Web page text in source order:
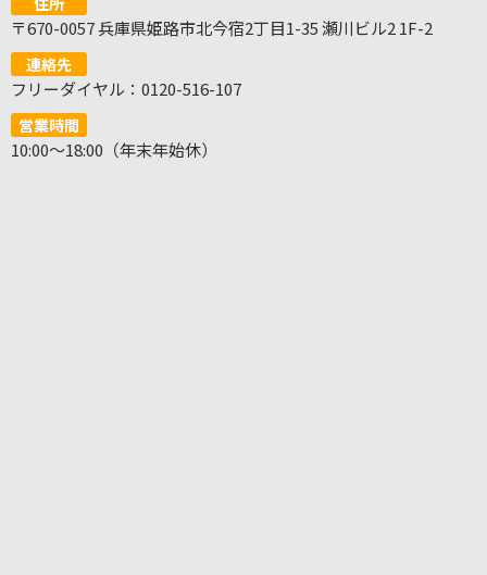
〒670-0057 兵庫県姫路市北今宿2丁目1-35 瀬川ビル2 1F-2
連絡先
フリーダイヤル：0120-516-107
営業時間
10:00～18:00（年末年始休）